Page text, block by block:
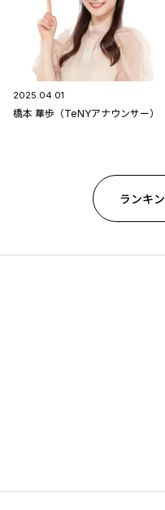
2025.04.01
橋本 華歩（TeNYアナウンサー）
ランキ